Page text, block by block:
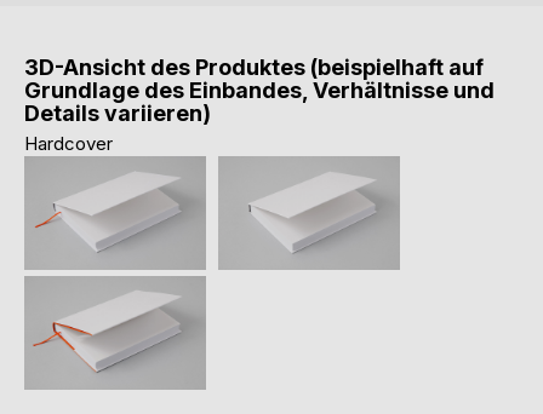
3D-Ansicht des Produktes (beispielhaft auf
Grundlage des Einbandes, Verhältnisse und
Details variieren)
Hardcover